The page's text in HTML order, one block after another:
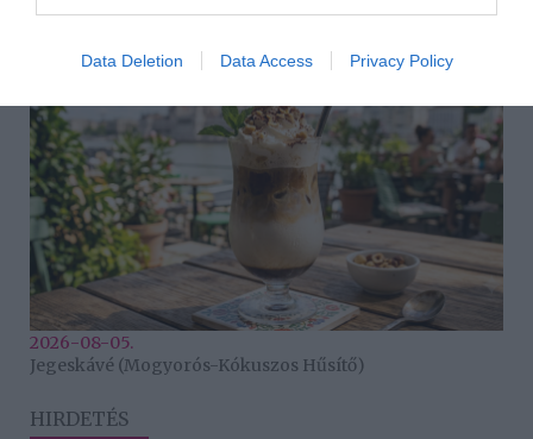
Data Deletion Data Access Privacy Policy
2026-08-05.
Jegeskávé (Mogyorós-Kókuszos Hűsítő)
HIRDETÉS